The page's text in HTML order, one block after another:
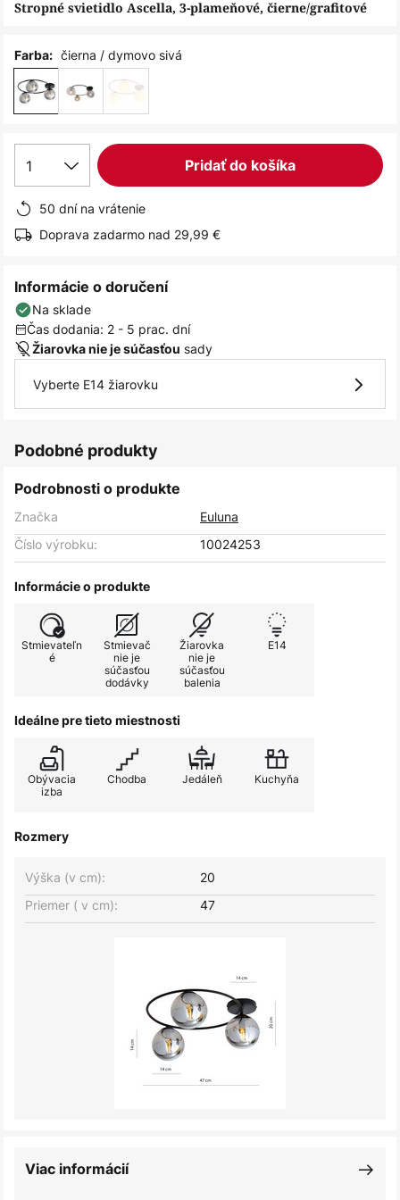
Stropné svietidlo Ascella, 3-plameňové, čierne/grafitové
Farba: čierna / dymovo sivá
1 Pridať do košíka
50 dní na vrátenie
Doprava zadarmo nad 29,99 €
Informácie o doručení
Na sklade
Čas dodania: 2 - 5 prac. dní
Žiarovka nie je súčasťou sady
Vyberte E14 žiarovku
Podobné produkty
Podrobnosti o produkte
Značka
Euluna
Číslo výrobku:
10024253
Informácie o produkte
Stmievateľn
é
Stmievač
nie je
súčasťou
dodávky
Žiarovka
nie je
súčasťou
balenia
E14
Ideálne pre tieto miestnosti
Obývacia
izba
Chodba Jedáleň Kuchyňa
Rozmery
Výška (v cm):
20
Priemer ( v cm):
47
Viac informácií